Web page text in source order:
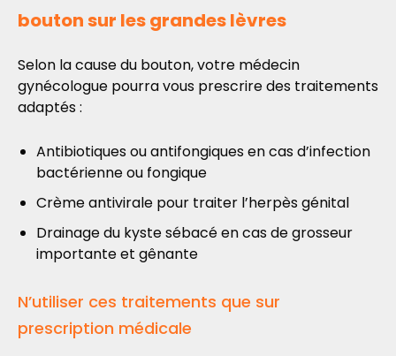
bouton sur les grandes lèvres
Selon la cause du bouton, votre médecin
gynécologue pourra vous prescrire des traitements
adaptés :
Antibiotiques ou antifongiques en cas d’infection
bactérienne ou fongique
Crème antivirale pour traiter l’herpès génital
Drainage du kyste sébacé en cas de grosseur
importante et gênante
N’utiliser ces traitements que sur
prescription médicale